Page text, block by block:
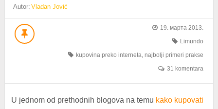
Autor: Vladan Jović
19. марта 2013.
Limundo
kupovina preko interneta,najbolji primeri prakse
31 komentara
U jednom od prethodnih blogova na temu kako kupovati